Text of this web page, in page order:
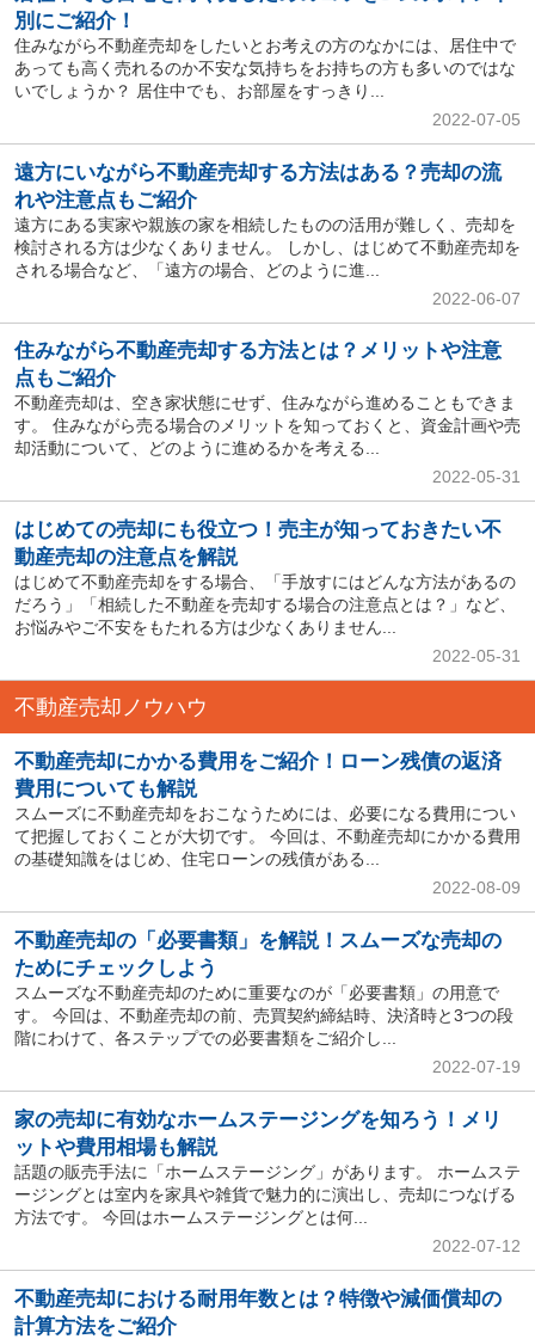
別にご紹介！
住みながら不動産売却をしたいとお考えの方のなかには、居住中で
あっても高く売れるのか不安な気持ちをお持ちの方も多いのではな
いでしょうか？ 居住中でも、お部屋をすっきり...
2022-07-05
遠方にいながら不動産売却する方法はある？売却の流
れや注意点もご紹介
遠方にある実家や親族の家を相続したものの活用が難しく、売却を
検討される方は少なくありません。 しかし、はじめて不動産売却を
される場合など、「遠方の場合、どのように進...
2022-06-07
住みながら不動産売却する方法とは？メリットや注意
点もご紹介
不動産売却は、空き家状態にせず、住みながら進めることもできま
す。 住みながら売る場合のメリットを知っておくと、資金計画や売
却活動について、どのように進めるかを考える...
2022-05-31
はじめての売却にも役立つ！売主が知っておきたい不
動産売却の注意点を解説
はじめて不動産売却をする場合、「手放すにはどんな方法があるの
だろう」「相続した不動産を売却する場合の注意点とは？」など、
お悩みやご不安をもたれる方は少なくありません...
2022-05-31
不動産売却ノウハウ
不動産売却にかかる費用をご紹介！ローン残債の返済
費用についても解説
スムーズに不動産売却をおこなうためには、必要になる費用につい
て把握しておくことが大切です。 今回は、不動産売却にかかる費用
の基礎知識をはじめ、住宅ローンの残債がある...
2022-08-09
不動産売却の「必要書類」を解説！スムーズな売却の
ためにチェックしよう
スムーズな不動産売却のために重要なのが「必要書類」の用意で
す。 今回は、不動産売却の前、売買契約締結時、決済時と3つの段
階にわけて、各ステップでの必要書類をご紹介し...
2022-07-19
家の売却に有効なホームステージングを知ろう！メリ
ットや費用相場も解説
話題の販売手法に「ホームステージング」があります。 ホームステ
ージングとは室内を家具や雑貨で魅力的に演出し、売却につなげる
方法です。 今回はホームステージングとは何...
2022-07-12
不動産売却における耐用年数とは？特徴や減価償却の
計算方法をご紹介